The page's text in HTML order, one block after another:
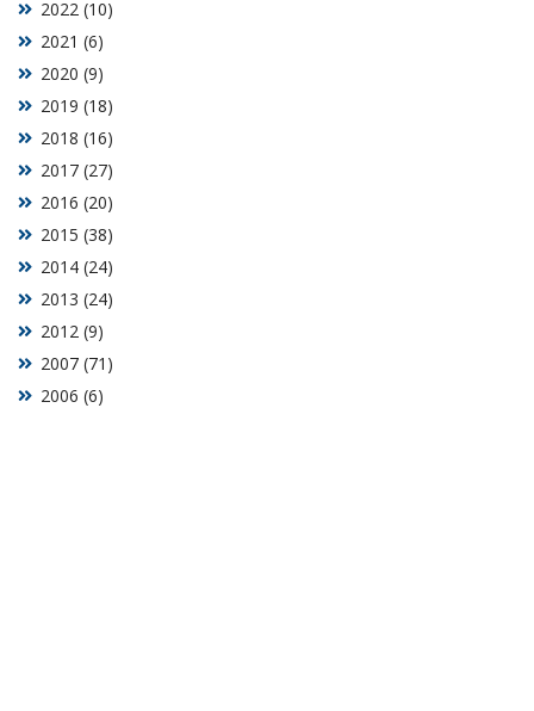
2006 (6)
2007 (71)
2012 (9)
2013 (24)
2014 (24)
2015 (38)
2016 (20)
2017 (27)
2018 (16)
2019 (18)
2020 (9)
2021 (6)
2022 (10)